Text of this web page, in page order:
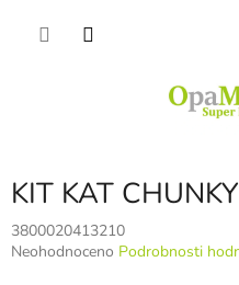
KIT KAT
3800020413210
Průměrné
Neohodnoceno Podrobnosti